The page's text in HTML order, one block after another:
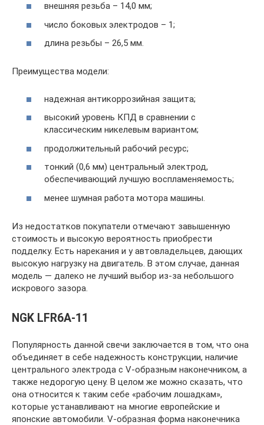
внешняя резьба – 14,0 мм;
число боковых электродов – 1;
длина резьбы – 26,5 мм.
Преимущества модели:
надежная антикоррозийная защита;
высокий уровень КПД в сравнении с
классическим никелевым вариантом;
продолжительный рабочий ресурс;
тонкий (0,6 мм) центральный электрод,
обеспечивающий лучшую воспламеняемость;
менее шумная работа мотора машины.
Из недостатков покупатели отмечают завышенную
стоимость и высокую вероятность приобрести
подделку. Есть нарекания и у автовладельцев, дающих
высокую нагрузку на двигатель. В этом случае, данная
модель — далеко не лучший выбор из-за небольшого
искрового зазора.
NGK LFR6A-11
Популярность данной свечи заключается в том, что она
объединяет в себе надежность конструкции, наличие
центрального электрода с V-образным наконечником, а
также недорогую цену. В целом же можно сказать, что
она относится к таким себе «рабочим лошадкам»,
которые устанавливают на многие европейские и
японские автомобили. V-образная форма наконечника